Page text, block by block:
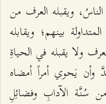
ويقبله العرف من
بينهم؛ ويقابله
ولا يقبله في الحياةِ
وأن يَحوي أمراً أمضاه
سُنَّة الآدابِ وفضائِلِ